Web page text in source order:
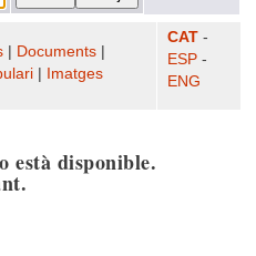
Documents
Imatges
CAT -
ESP -
ENG
està disponible.